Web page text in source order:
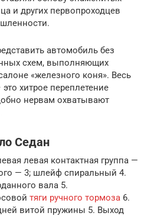
и других первопроходцев
автомобиль без
схем, выполняющих
«железного коня». Весь
хитрое переплетение
нервам охватывают
Седан
левая контактная группа —
— 3; шлейф спиральный 4.
вала 5.
тяги ручного тормоза 6.
витой пружины 5. Выход